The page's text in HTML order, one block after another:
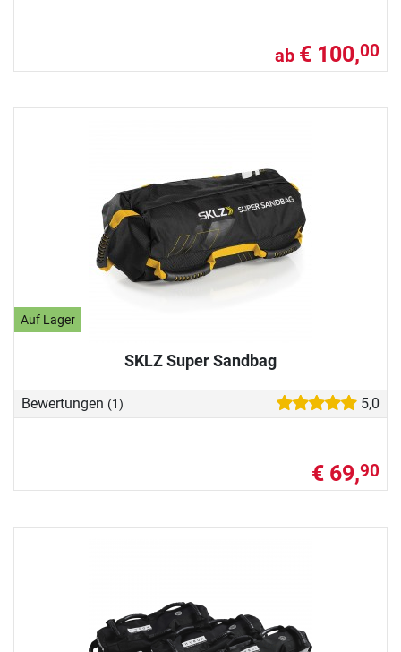
ab € 100,00
Auf Lager
SKLZ Super Sandbag
Bewertungen (1) 5,0
€ 69,90